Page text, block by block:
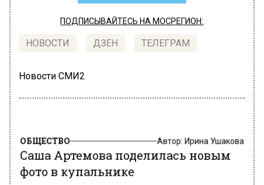
ПОДПИСЫВАЙТЕСЬ НА МОСРЕГИОН:
НОВОСТИ ДЗЕН ТЕЛЕГРАМ
Новости СМИ2
ОБЩЕСТВО Автор:Ирина Ушакова
Саша Артемова поделилась новым
фото в купальнике